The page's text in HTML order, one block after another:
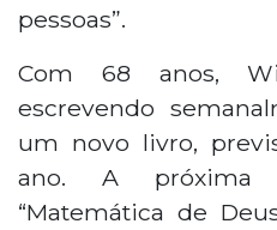
pessoas”.
Com 68 anos,
escrevendo
um novo livro,
ano. A próxima
“Matemática de